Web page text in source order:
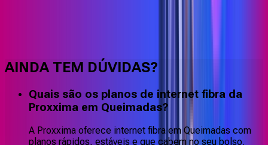
AINDA TEM DÚVIDAS?
Quais são os planos de internet fibra da
Proxxima em Queimadas?
A Proxxima oferece internet fibra em Queimadas com
planos rápidos, estáveis e que cabem no seu bolso.